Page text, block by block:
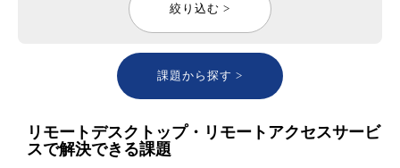
絞り込む >
課題から探す >
リモートデスクトップ・リモートアクセスサービ
スで解決できる課題